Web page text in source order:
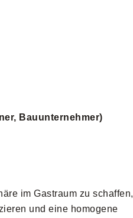
Bauunternehmer)
im Gastraum zu schaffen,
und eine homogene